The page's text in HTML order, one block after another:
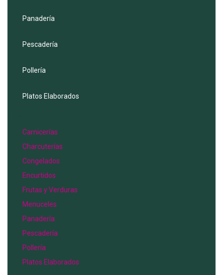
Panadería
Pescadería
Pollería
Platos Elaborados
Carnicerías
Charcuterías
Congelados
Encurtidos
Frutas y Verduras
Menuceles
Panadería
Pescadería
Pollería
Platos Elaborados